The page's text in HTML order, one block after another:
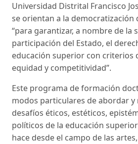
Universidad Distrital Francisco
se orientan a la democratización
“para garantizar, a nombre de la
participación del Estado, el
educación superior con criterios
equidad y competitividad”.
Este programa de formación
modos particulares de abordar y
desafíos éticos, estéticos,
políticos de la educación superior
hace desde el campo de las